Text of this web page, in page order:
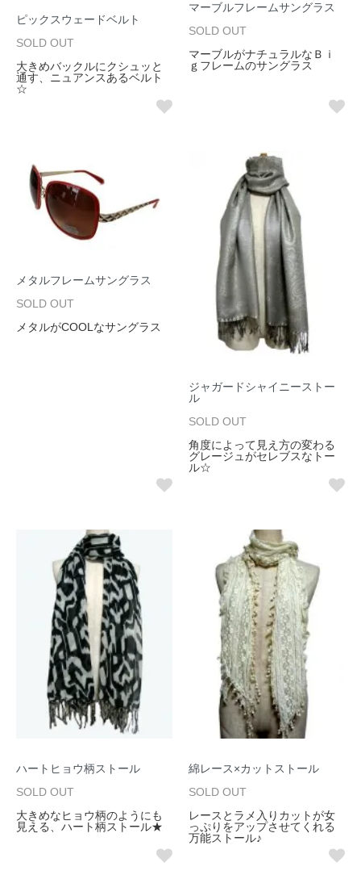
ピックスウェードベルト
SOLD OUT
大きめバックルにクシュッと
通す、ニュアンスあるベルト
☆
マーブルフレームサングラス
SOLD OUT
マーブルがナチュラルなＢｉ
ｇフレームのサングラス
メタルフレームサングラス
SOLD OUT
メタルがCOOLなサングラス
ジャガードシャイニーストー
ル
SOLD OUT
角度によって見え方の変わる
グレージュがセレブスなトー
ル☆
ハートヒョウ柄ストール
SOLD OUT
大きめなヒョウ柄のようにも
見える、ハート柄ストール★
綿レース×カットストール
SOLD OUT
レースとラメ入りカットが女
っぷりをアップさせてくれる
万能ストール♪